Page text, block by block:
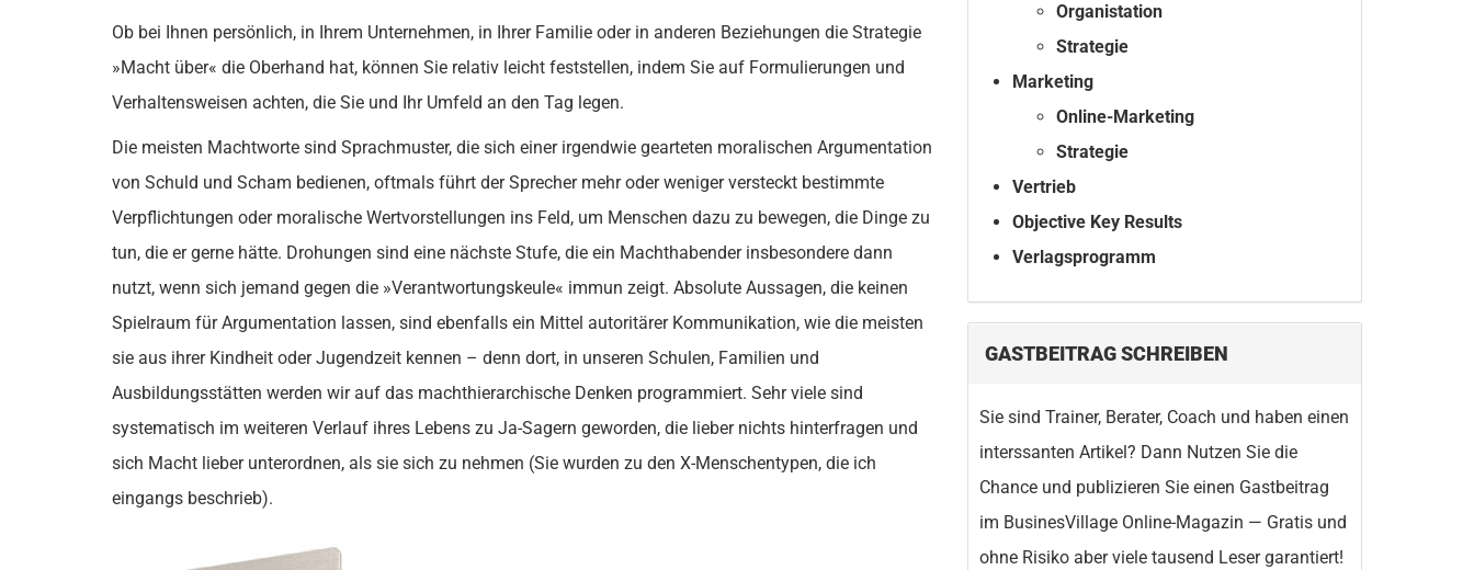
Ob bei Ihnen persönlich, in Ihrem Unternehmen, in Ihrer Familie oder in anderen Beziehungen die Strategie
»Macht über« die Oberhand hat, können Sie relativ leicht feststellen, indem Sie auf Formulierungen und
Verhaltensweisen achten, die Sie und Ihr Umfeld an den Tag legen.
Die meisten Machtworte sind Sprachmuster, die sich einer irgendwie gearteten moralischen Argumentation
von Schuld und Scham bedienen, oftmals führt der Sprecher mehr oder weniger versteckt bestimmte
Verpflichtungen oder moralische Wertvorstellungen ins Feld, um Menschen dazu zu bewegen, die Dinge zu
tun, die er gerne hätte. Drohungen sind eine nächste Stufe, die ein Machthabender insbesondere dann
nutzt, wenn sich jemand gegen die »Verantwortungskeule« immun zeigt. Absolute Aussagen, die keinen
Spielraum für Argumentation lassen, sind ebenfalls ein Mittel autoritärer Kommunikation, wie die meisten
sie aus ihrer Kindheit oder Jugendzeit kennen – denn dort, in unseren Schulen, Familien und
Ausbildungsstätten werden wir auf das machthierarchische Denken programmiert. Sehr viele sind
systematisch im weiteren Verlauf ihres Lebens zu Ja-Sagern geworden, die lieber nichts hinterfragen und
sich Macht lieber unterordnen, als sie sich zu nehmen (Sie wurden zu den X-Menschentypen, die ich
eingangs beschrieb).
Organistation
Strategie
Marketing
Online-Marketing
Strategie
Vertrieb
Objective Key Results
Verlagsprogramm
GASTBEITRAG SCHREIBEN
Sie sind Trainer, Berater, Coach und haben einen
interssanten Artikel? Dann Nutzen Sie die
Chance und publizieren Sie einen Gastbeitrag
im BusinesVillage Online-Magazin — Gratis und
ohne Risiko aber viele tausend Leser garantiert!